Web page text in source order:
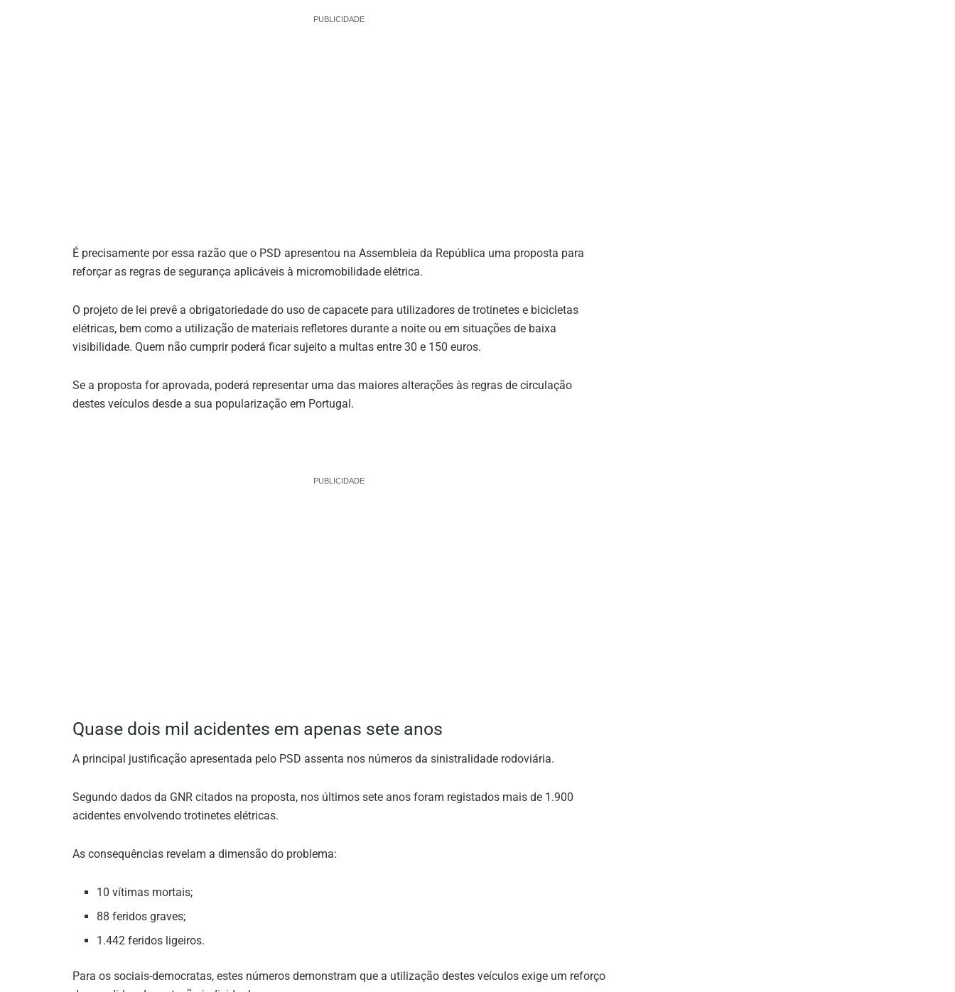
PUBLICIDADE
É precisamente por essa razão que o PSD apresentou na Assembleia da República uma proposta para
reforçar as regras de segurança aplicáveis à micromobilidade elétrica.
O projeto de lei prevê a obrigatoriedade do uso de capacete para utilizadores de trotinetes e bicicletas
elétricas, bem como a utilização de materiais refletores durante a noite ou em situações de baixa
visibilidade. Quem não cumprir poderá ficar sujeito a multas entre 30 e 150 euros.
Se a proposta for aprovada, poderá representar uma das maiores alterações às regras de circulação
destes veículos desde a sua popularização em Portugal.
PUBLICIDADE
Quase dois mil acidentes em apenas sete anos
A principal justificação apresentada pelo PSD assenta nos números da sinistralidade rodoviária.
Segundo dados da GNR citados na proposta, nos últimos sete anos foram registados mais de 1.900
acidentes envolvendo trotinetes elétricas.
As consequências revelam a dimensão do problema:
10 vítimas mortais;
88 feridos graves;
1.442 feridos ligeiros.
Para os sociais-democratas, estes números demonstram que a utilização destes veículos exige um reforço